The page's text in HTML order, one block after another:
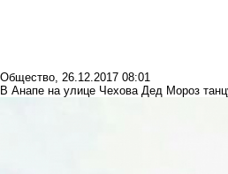
Общество, 26.12.2017 08:01
В Анапе на улице Чехова Дед Мороз